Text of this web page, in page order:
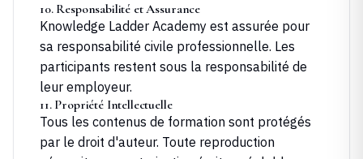
10. Responsabilité et Assurance
Knowledge Ladder Academy est assurée pour
sa responsabilité civile professionnelle. Les
participants restent sous la responsabilité de
leur employeur.
11. Propriété Intellectuelle
Tous les contenus de formation sont protégés
par le droit d'auteur. Toute reproduction